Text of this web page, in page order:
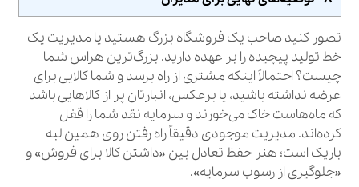
تصور کنید صاحب یک فروشگاه بزرگ هستید یا مدیریت یک
خط تولید پیچیده را بر عهده دارید. بزرگ‌ترین هراس شما
چیست؟ احتمالاً اینکه مشتری از راه برسد و شما کالایی برای
عرضه نداشته باشید، یا برعکس، انبارتان پر از کالاهایی باشد
که ماه‌هاست خاک می‌خورند و سرمایه نقد شما را قفل
کرده‌اند. مدیریت موجودی دقیقاً راه رفتن روی همین لبه
باریک است؛ هنر حفظ تعادل بین «داشتن کالا برای فروش» و
«جلوگیری از رسوب سرمایه».